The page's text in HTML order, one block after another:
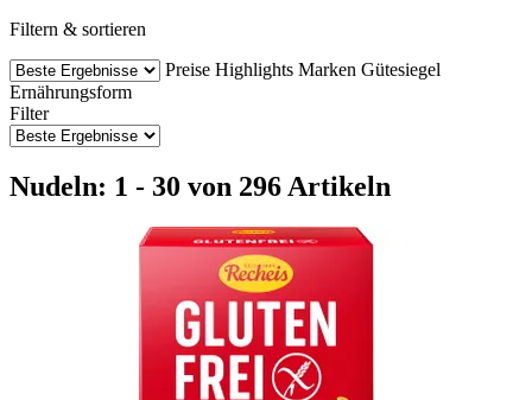
Filtern & sortieren
Preise Highlights Marken Gütesiegel
Ernährungsform
Filter
Nudeln: 1 - 30 von 296 Artikeln